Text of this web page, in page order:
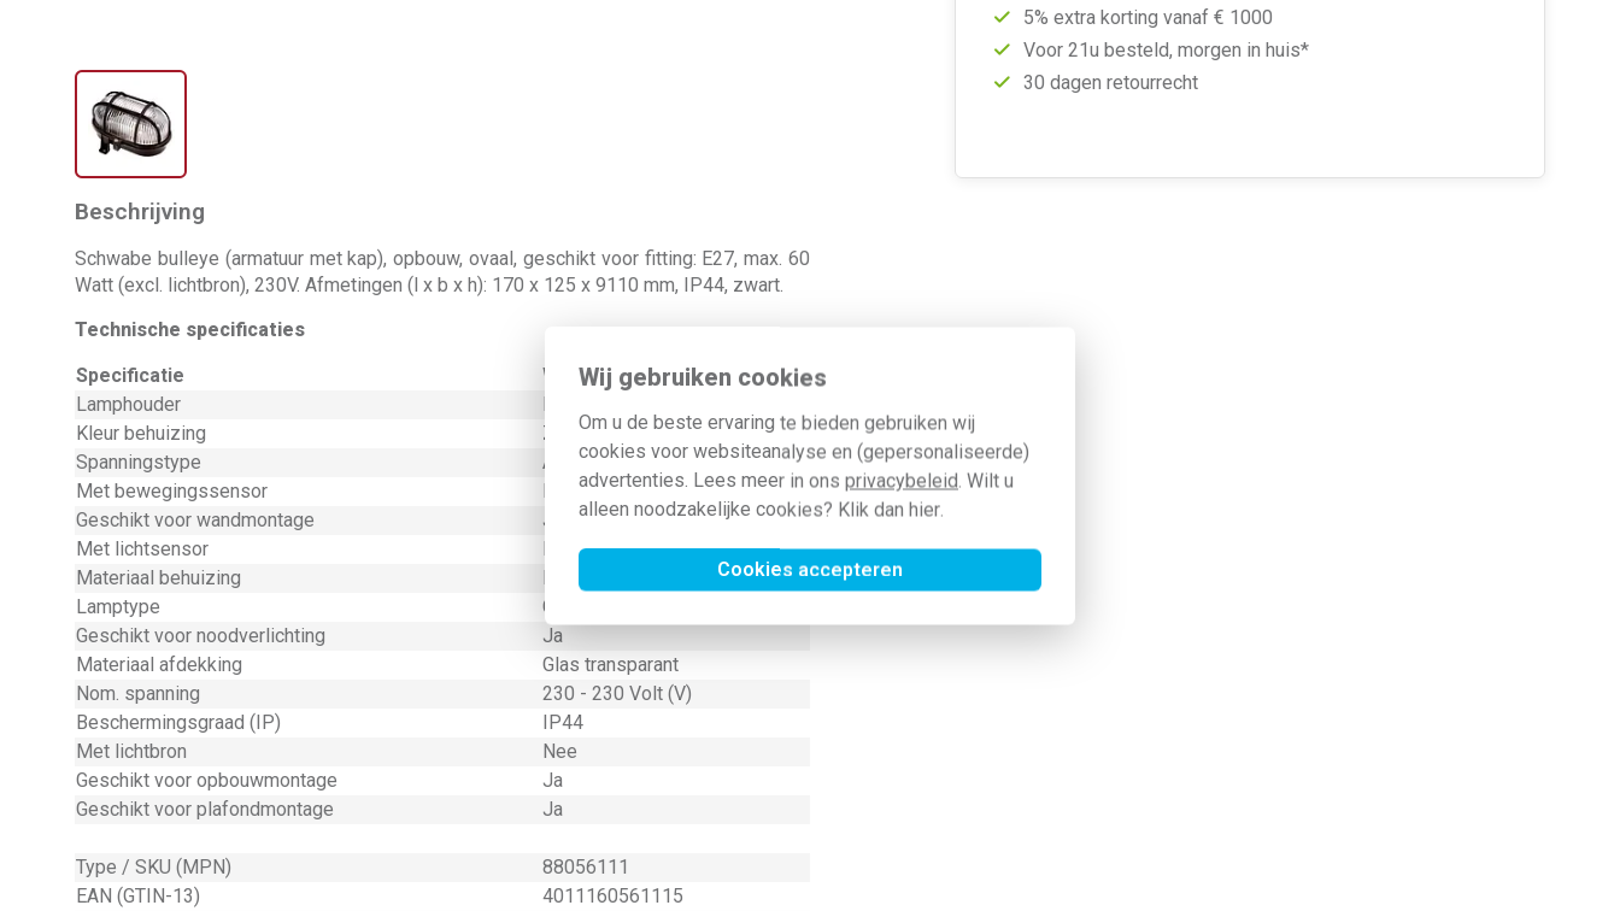
Wij gebruiken cookies
Om u de beste ervaring te bieden gebruiken wij
cookies voor websiteanalyse en (gepersonaliseerde)
advertenties. Lees meer in ons privacybeleid. Wilt u
alleen noodzakelijke cookies? Klik dan hier.
Cookies accepteren
5% extra korting vanaf € 1000
Voor 21u besteld, morgen in huis*
30 dagen retourrecht
Beschrijving
Schwabe bulleye (armatuur met kap), opbouw, ovaal, geschikt voor fitting: E27, max. 60
Watt (excl. lichtbron), 230V. Afmetingen (l x b x h): 170 x 125 x 9110 mm, IP44, zwart.
Technische specificaties
Specificatie
Waarde
Lamphouder
E27
Kleur behuizing
Zwart
Spanningstype
AC
Met bewegingssensor
Nee
Geschikt voor wandmontage
Ja
Met lichtsensor
Nee
Materiaal behuizing
Kunststof
Lamptype
Gloeilamp
Geschikt voor noodverlichting
Ja
Materiaal afdekking
Glas transparant
Nom. spanning
230 - 230 Volt (V)
Beschermingsgraad (IP)
IP44
Met lichtbron
Nee
Geschikt voor opbouwmontage
Ja
Geschikt voor plafondmontage
Ja
Type / SKU (MPN)
88056111
EAN (GTIN-13)
4011160561115